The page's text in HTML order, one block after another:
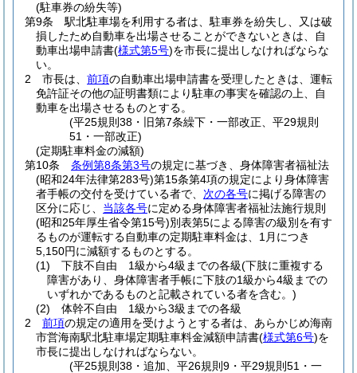
(駐車券の紛失等)
第9条
駅北駐車場を利用する者は、駐車券を紛失し、又は破
損したため自動車を出場させることができないときは、自
動車出場申請書(様式第5号)を市長に提出しなければならな
い。
2
市長は、 前項の自動車出場申請書を受理したときは、運転
免許証その他の証明書類により駐車の事実を確認の上、自
動車を出場させるものとする。
(平25規則38・旧第7条繰下・一部改正、平29規則
51・一部改正)
(定期駐車料金の減額)
第10条
条例第8条第3号の規定に基づき、身体障害者福祉法
(昭和24年法律第283号)第15条第4項の規定により身体障害
者手帳の交付を受けている者で、 次の各号に掲げる障害の
区分に応じ、 当該各号に定める身体障害者福祉法施行規則
(昭和25年厚生省令第15号)別表第5による障害の級別を有す
るものが運転する自動車の定期駐車料金は、1月につき
5,150円に減額するものとする。
(1)
下肢不自由 1級から4級までの各級(下肢に重複する
障害があり、身体障害者手帳に下肢の1級から4級までの
いずれかであるものと記載されている者を含む。)
(2)
体幹不自由 1級から3級までの各級
2
前項の規定の適用を受けようとする者は、あらかじめ海南
市営海南駅北駐車場定期駐車料金減額申請書(様式第6号)を
市長に提出しなければならない。
(平25規則38・追加、平26規則9・平29規則51・一